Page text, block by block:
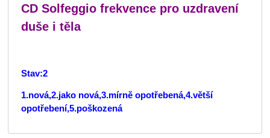
CD Solfeggio frekvence pro uzdravení
duše i těla
Stav:2
1.nová,2.jako nová,3.mírně opotřebená,4.větší
opotřebení,5.poškozená